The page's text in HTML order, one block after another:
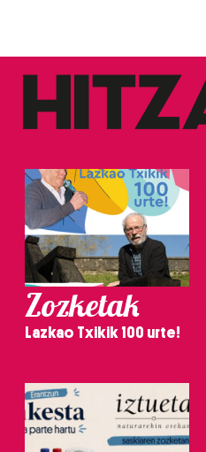
Zozketak
Lazkao Txikik 100 urte!